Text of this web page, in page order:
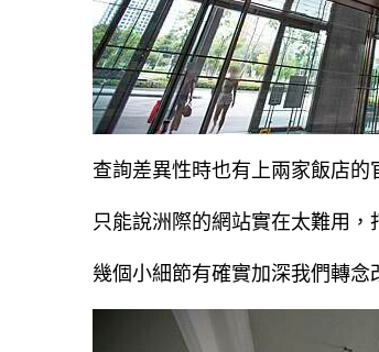
查詢差異性時也有上兩家飯店的
只能說洲際的網站實在太難用
幾個小細節有確實加深我們轉念